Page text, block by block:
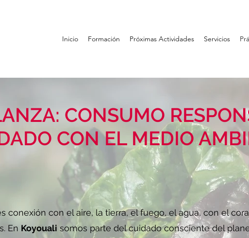
Inicio Formación Próximas Actividades Servicios
CONSUMO
CON EL MEDIO
conexión con el aire, la tierra, el fuego, el agua, con el
En Koyouali somos parte del cuidado consciente del